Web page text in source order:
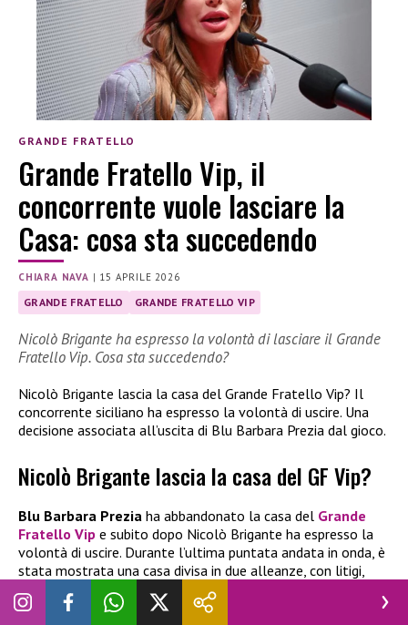
GRANDE FRATELLO
Grande Fratello Vip, il
concorrente vuole lasciare la
Casa: cosa sta succedendo
CHIARA NAVA | 15 APRILE 2026
GRANDE FRATELLO GRANDE FRATELLO VIP
Nicolò Brigante ha espresso la volontà di lasciare il Grande
Fratello Vip. Cosa sta succedendo?
Nicolò Brigante lascia la casa del Grande Fratello Vip? Il
concorrente siciliano ha espresso la volontà di uscire. Una
decisione associata all’uscita di Blu Barbara Prezia dal gioco.
Nicolò Brigante lascia la casa del GF Vip?
Blu Barbara Prezia ha abbandonato la casa del Grande
Fratello Vip e subito dopo Nicolò Brigante ha espresso la
volontà di uscire. Durante l’ultima puntata andata in onda, è
stata mostrata una casa divisa in due alleanze, con litigi,
strategie e tensione. Gli animi non si sono calmati neanche
durante la notte e il concorrente siciliano ha dichiarato di